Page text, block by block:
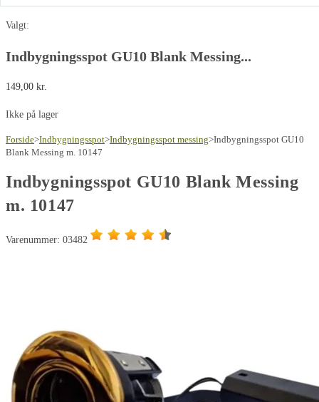
Valgt:
Indbygningsspot GU10 Blank Messing...
149,00 kr.
Ikke på lager
Forside>Indbygningsspot>Indbygningsspot messing>Indbygningsspot GU10
Blank Messing m. 10147
Indbygningsspot GU10 Blank Messing
m. 10147
Varenummer: 03482